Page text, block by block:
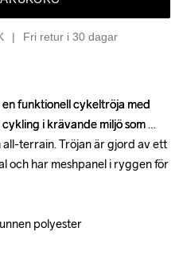
Fri retur i 30 dagar
funktionell cykeltröja med
i krävande miljö som
terrain. Tröjan är gjord av ett
och har meshpanel i ryggen för
polyester
funktionell cykeltröja med
i krävande miljö som
terrain. Tröjan är gjord av ett
och har meshpanel i ryggen för
polyester